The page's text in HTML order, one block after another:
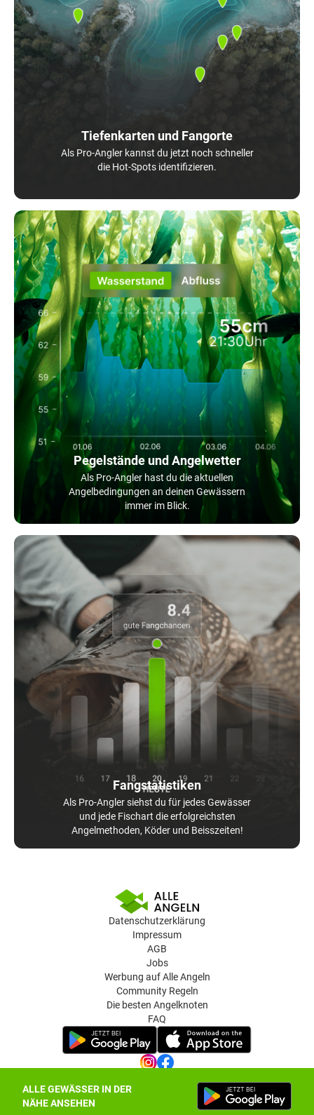
ALLE GEWÄSSER IN DER
NÄHE ANSEHEN
Tiefenkarten und Fangorte
Als Pro-Angler kannst du jetzt noch schneller
die Hot-Spots identifizieren.
Pegelstände und Angelwetter
Als Pro-Angler hast du die aktuellen
Angelbedingungen an deinen Gewässern
immer im Blick.
Fangstatistiken
Als Pro-Angler siehst du für jedes Gewässer
und jede Fischart die erfolgreichsten
Angelmethoden, Köder und Beisszeiten!
Datenschutzerklärung
Impressum
AGB
Jobs
Werbung auf Alle Angeln
Community Regeln
Die besten Angelknoten
FAQ
Datenschutz-Einstellungen